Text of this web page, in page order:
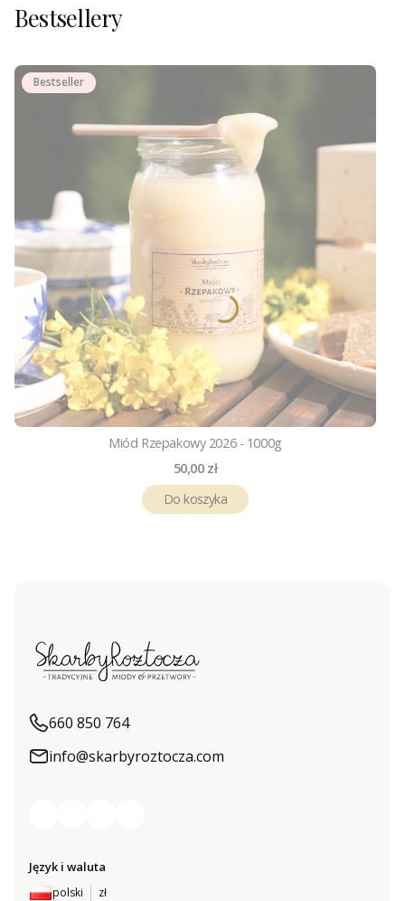
Bestsellery
Bestseller
Miód Rzepakowy 2026 - 1000g
Cena
50,00 zł
Do koszyka
660 850 764
info@skarbyroztocza.com
Język i waluta
polski zł